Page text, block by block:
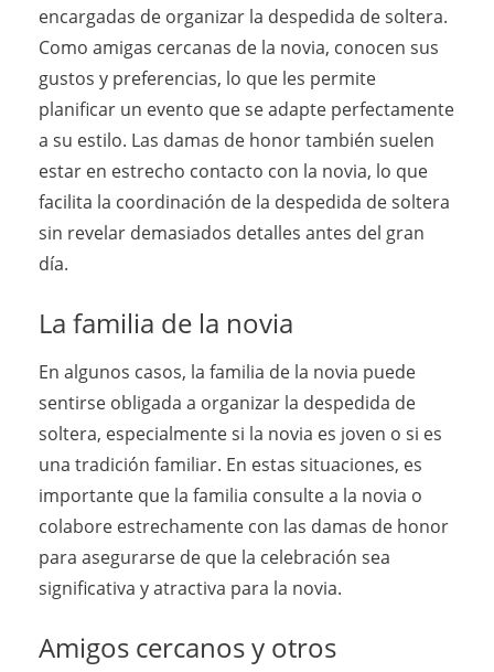
encargadas de organizar la despedida de soltera.
Como amigas cercanas de la novia, conocen sus
gustos y preferencias, lo que les permite
planificar un evento que se adapte perfectamente
a su estilo. Las damas de honor también suelen
estar en estrecho contacto con la novia, lo que
facilita la coordinación de la despedida de soltera
sin revelar demasiados detalles antes del gran
día.
La familia de la novia
En algunos casos, la familia de la novia puede
sentirse obligada a organizar la despedida de
soltera, especialmente si la novia es joven o si es
una tradición familiar. En estas situaciones, es
importante que la familia consulte a la novia o
colabore estrechamente con las damas de honor
para asegurarse de que la celebración sea
significativa y atractiva para la novia.
Amigos cercanos y otros